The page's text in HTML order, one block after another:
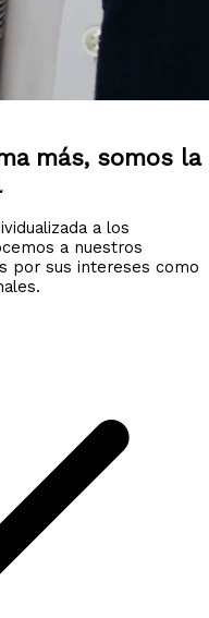
más, somos la
a los
a nuestros
por sus intereses como